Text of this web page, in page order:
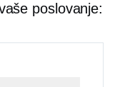
poslovanje: